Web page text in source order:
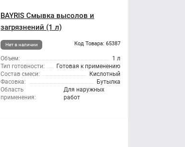
BAYRIS Смывка высолов и
загрязнений (1 л)
Нет в наличии Код Товара: 65387
Объем:
1 л
Тип готовности:
Готовая к применению
Состав смеси:
Кислотный
Фасовка:
Бутылка
Область
применения:
Для наружных
работ